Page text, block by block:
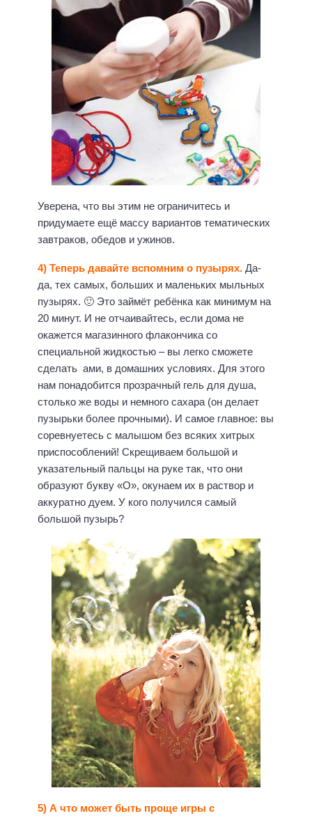
Уверена, что вы этим не ограничитесь и
придумаете ещё массу вариантов тематических
завтраков, обедов и ужинов.
4) Теперь давайте вспомним о пузырях. Да-
да, тех самых, больших и маленьких мыльных
пузырях. 🙂 Это займёт ребёнка как минимум на
20 минут. И не отчаивайтесь, если дома не
окажется магазинного флакончика со
специальной жидкостью – вы легко сможете
сделать ами, в домашних условиях. Для этого
нам понадобится прозрачный гель для душа,
столько же воды и немного сахара (он делает
пузырьки более прочными). И самое главное: вы
соревнуетесь с малышом без всяких хитрых
приспособлений! Скрещиваем большой и
указательный пальцы на руке так, что они
образуют букву «О», окунаем их в раствор и
аккуратно дуем. У кого получился самый
большой пузырь?
5) А что может быть проще игры с